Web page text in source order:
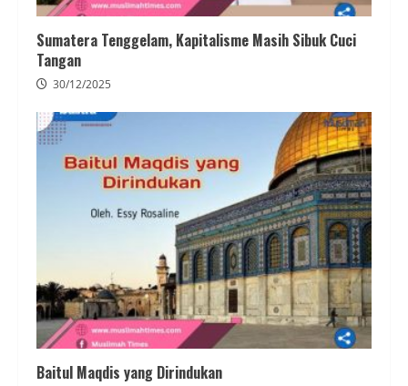
Sumatera Tenggelam, Kapitalisme Masih Sibuk Cuci
Tangan
30/12/2025
Baitul Maqdis yang Dirindukan